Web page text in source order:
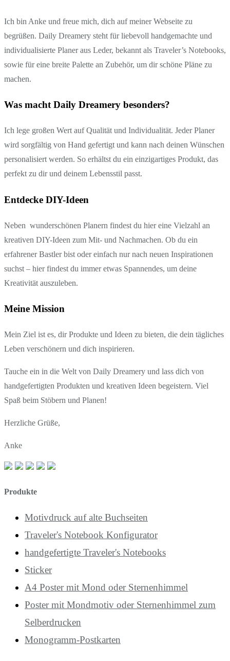
Ich bin Anke und freue mich, dich auf meiner Webseite zu
begrüßen. Daily Dreamery steht für liebevoll handgemachte und
individualisierte Planer aus Leder, bekannt als Traveler’s Notebooks,
sowie für eine breite Palette an Zubehör, um dir schöne Pläne zu
machen.
Was macht Daily Dreamery besonders?
Ich lege großen Wert auf Qualität und Individualität. Jeder Planer
wird sorgfältig von Hand gefertigt und kann nach deinen Wünschen
personalisiert werden. So erhältst du ein einzigartiges Produkt, das
perfekt zu dir und deinem Lebensstil passt.
Entdecke DIY-Ideen
Neben wunderschönen Planern findest du hier eine Vielzahl an
kreativen DIY-Ideen zum Mit- und Nachmachen. Ob du ein
erfahrener Bastler bist oder einfach nur nach neuen Inspirationen
suchst – hier findest du immer etwas Spannendes, um deine
Kreativität auszuleben.
Meine Mission
Mein Ziel ist es, dir Produkte und Ideen zu bieten, die dein tägliches
Leben verschönern und dich inspirieren.
Tauche ein in die Welt von Daily Dreamery und lass dich von
handgefertigten Produkten und kreativen Ideen begeistern. Viel
Spaß beim Stöbern und Planen!
Herzliche Grüße,
Anke
Produkte
Motivdruck auf alte Buchseiten
Traveler's Notebook Konfigurator
handgefertigte Traveler's Notebooks
Sticker
A4 Poster mit Mond oder Sternenhimmel
Poster mit Mondmotiv oder Sternenhimmel zum
Selberdrucken
Monogramm-Postkarten